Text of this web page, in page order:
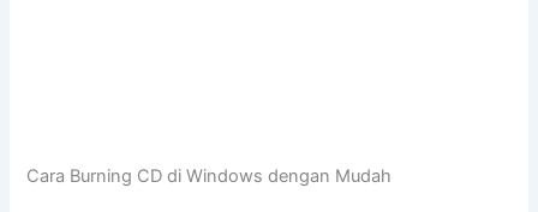
Cara Burning CD di Windows dengan Mudah